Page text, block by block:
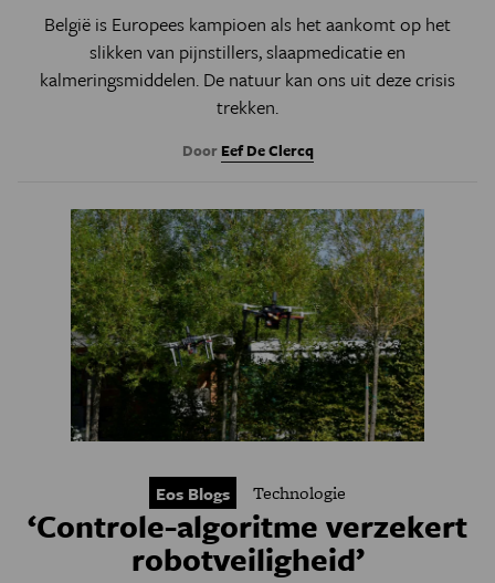
België is Europees kampioen als het aankomt op het
slikken van pijnstillers, slaapmedicatie en
kalmeringsmiddelen. De natuur kan ons uit deze crisis
trekken.
Door Eef De Clercq
Eos Blogs Technologie
‘Controle-algoritme verzekert
robotveiligheid’